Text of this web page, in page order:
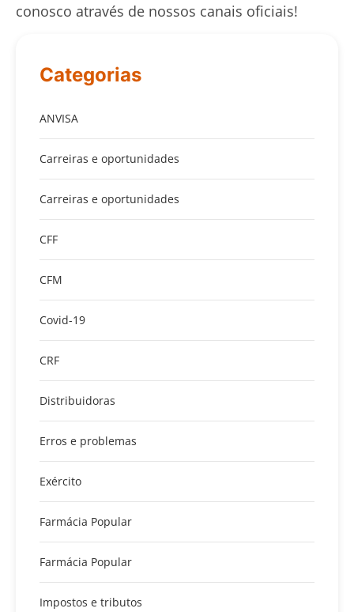
conosco através de nossos canais oficiais!
Categorias
ANVISA
Carreiras e oportunidades
Carreiras e oportunidades
CFF
CFM
Covid-19
CRF
Distribuidoras
Erros e problemas
Exército
Farmácia Popular
Farmácia Popular
Impostos e tributos